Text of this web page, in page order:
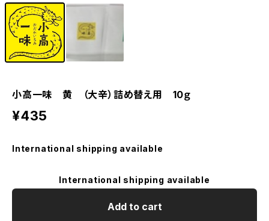
小高一味 黄 （大辛）詰め替え用 10ｇ
¥435
International shipping available
International shipping available
Add to cart